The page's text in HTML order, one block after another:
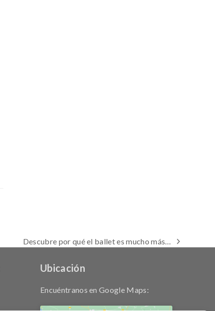
next
Descubre por qué el ballet es mucho más…
Ubicación
Encuéntranos en Google Maps: